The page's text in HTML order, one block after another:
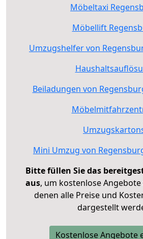
Möbeltaxi
Möbellift
Umzugshelfer von
Beiladungen von
Mini Umzug von
Bitte füllen Sie das
aus, um kostenlose
denen alle Preise und
dargestellt
Kostenlose Angebote